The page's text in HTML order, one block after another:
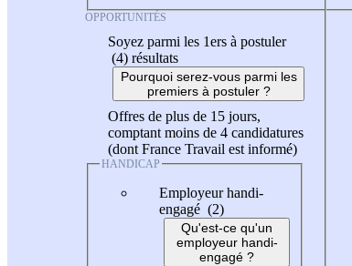
OPPORTUNITÉS
Soyez parmi les 1ers à postuler
(4) résultats
Pourquoi serez-vous parmi les
premiers à postuler ?
Offres de plus de 15 jours,
comptant moins de 4 candidatures
(dont France Travail est informé)
HANDICAP
Employeur handi-
engagé (2)
Qu'est-ce qu'un
employeur handi-
engagé ?